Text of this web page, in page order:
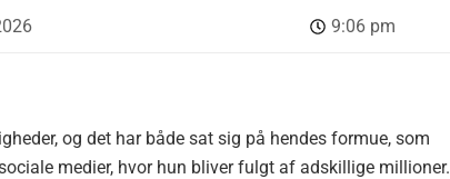
9:06 pm
og det har både sat sig på hendes formue, som
medier, hvor hun bliver fulgt af adskillige millioner.